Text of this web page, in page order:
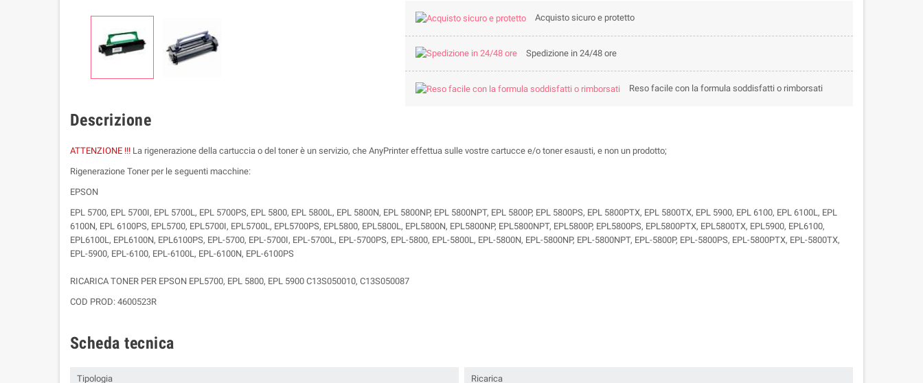
Acquisto sicuro e protetto
Spedizione in 24/48 ore
Reso facile con la formula soddisfatti o rimborsati
Descrizione
ATTENZIONE !!! La rigenerazione della cartuccia o del toner è un servizio, che AnyPrinter effettua sulle vostre cartucce e/o toner esausti, e non un prodotto;
Rigenerazione Toner per le seguenti macchine:
EPSON
EPL 5700, EPL 5700I, EPL 5700L, EPL 5700PS, EPL 5800, EPL 5800L, EPL 5800N, EPL 5800NP, EPL 5800NPT, EPL 5800P, EPL 5800PS, EPL 5800PTX, EPL 5800TX, EPL 5900, EPL 6100, EPL 6100L, EPL
6100N, EPL 6100PS, EPL5700, EPL5700I, EPL5700L, EPL5700PS, EPL5800, EPL5800L, EPL5800N, EPL5800NP, EPL5800NPT, EPL5800P, EPL5800PS, EPL5800PTX, EPL5800TX, EPL5900, EPL6100,
EPL6100L, EPL6100N, EPL6100PS, EPL-5700, EPL-5700I, EPL-5700L, EPL-5700PS, EPL-5800, EPL-5800L, EPL-5800N, EPL-5800NP, EPL-5800NPT, EPL-5800P, EPL-5800PS, EPL-5800PTX, EPL-5800TX,
EPL-5900, EPL-6100, EPL-6100L, EPL-6100N, EPL-6100PS
RICARICA TONER PER EPSON EPL5700, EPL 5800, EPL 5900 C13S050010, C13S050087
COD PROD: 4600523R
Scheda tecnica
Tipologia Ricarica